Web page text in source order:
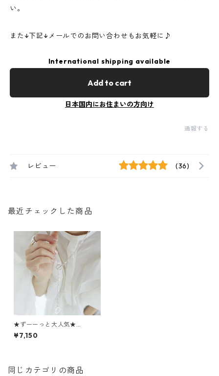
い。
また↓下記↓メールでのお問い合わせもお気軽に♪
International shipping available
Add to cart
日本国内にお住まいの方向け
通報する
レビュー (36)
最近チェックした商品
★ずーーっと大人気★
再々々々々々々再入荷★ Desi
gn Chain Necklace C41012
¥7,150
同じカテゴリの商品